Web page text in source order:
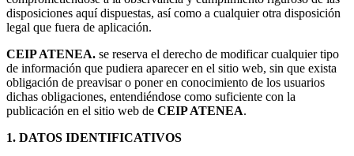
disposiciones aquí dispuestas, así como a cualquier otra disposición
legal que fuera de aplicación.
CEIP ATENEA. se reserva el derecho de modificar cualquier tipo
de información que pudiera aparecer en el sitio web, sin que exista
obligación de preavisar o poner en conocimiento de los usuarios
dichas obligaciones, entendiéndose como suficiente con la
publicación en el sitio web de CEIP ATENEA.
1. DATOS IDENTIFICATIVOS